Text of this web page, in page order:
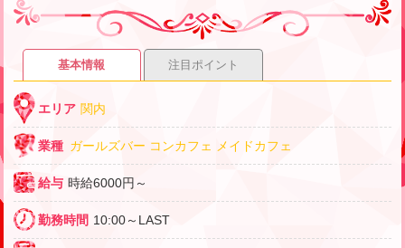
基本情報 注目ポイント
エリア 関内
業種 ガールズバー コンカフェ メイドカフェ
給与 時給6000円～
勤務時間 10:00～LAST